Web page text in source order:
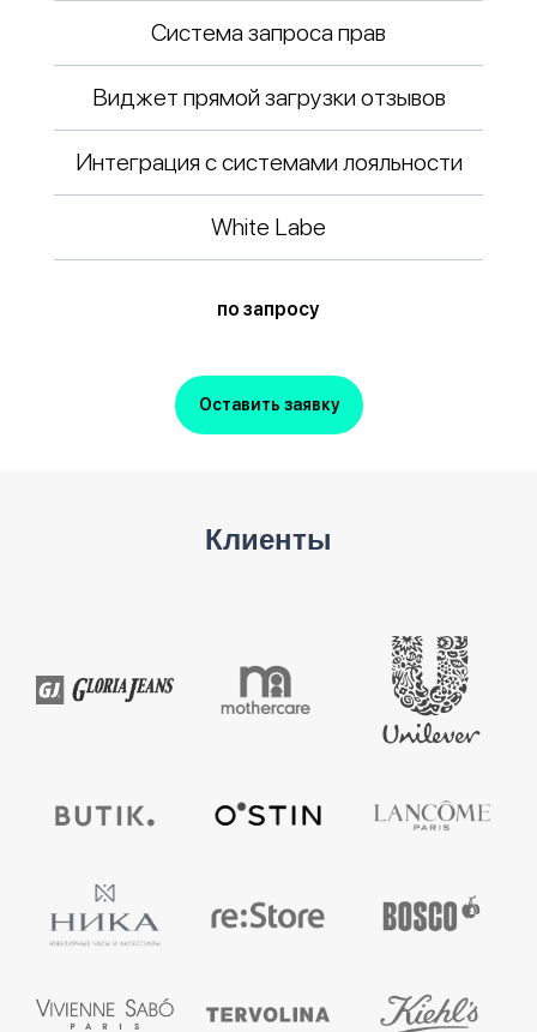
Система запроса прав
Виджет прямой загрузки отзывов
Интеграция с системами лояльности
White Labe
по запросу
Оставить заявку
Клиенты